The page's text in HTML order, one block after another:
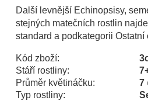
Další levnější Echinopsisy,
stejných matečních rostlin
standard a podkategorii Ostatní
Kód zboží:
Stáří rostliny:
Průměr květináčku:
7
Typ rostliny: